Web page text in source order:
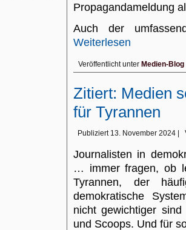
Propagandameldung
Auch der
Weiterlesen
Veröffentlicht unter Medien-Blog
Zitiert: Medien
für Tyrannen
Publiziert 13. November 2024
Journalisten in
… immer fragen, ob
Tyrannen, der
demokratische
nicht gewichtiger
und Scoops. Und für